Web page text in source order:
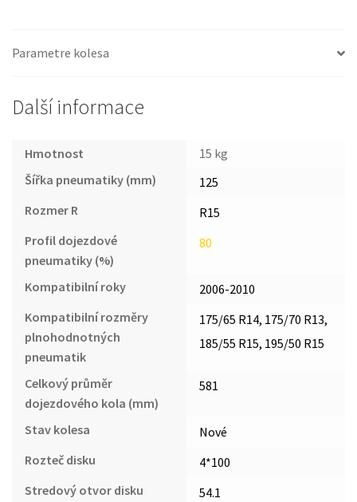
Parametre kolesa
Další informace
Hmotnost
15 kg
Šířka pneumatiky (mm)
125
Rozmer R
R15
Profil dojezdové
pneumatiky (%)
80
Kompatibilní roky
2006-2010
Kompatibilní rozměry
plnohodnotných
pneumatik
175/65 R14, 175/70 R13,
185/55 R15, 195/50 R15
Celkový průměr
dojezdového kola (mm)
581
Stav kolesa
Nové
Rozteč disku
4*100
Stredový otvor disku
54.1